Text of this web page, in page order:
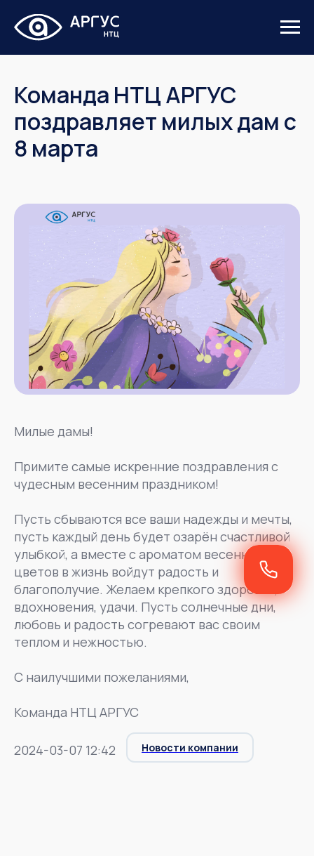
Команда НТЦ АРГУС
поздравляет милых дам с
8 марта
Милые дамы!
Примите самые искренние поздравления с
чудесным весенним праздником!
Пусть сбываются все ваши надежды и мечты,
пусть каждый день будет озарён счастливой
улыбкой, а вместе с ароматом весенних
цветов в жизнь войдут радость и
благополучие. Желаем крепкого здоровья,
вдохновения, удачи. Пусть солнечные дни,
любовь и радость согревают вас своим
теплом и нежностью.
С наилучшими пожеланиями,
Команда НТЦ АРГУС
2024-03-07 12:42 Новости компании